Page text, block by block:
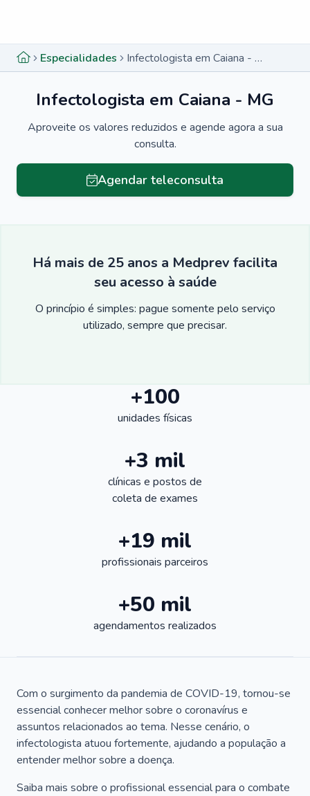
Especialidades Infectologista em Caiana - MG
Infectologista em Caiana - MG
Aproveite os valores reduzidos e agende agora a sua
consulta.
Agendar teleconsulta
Há mais de 25 anos a Medprev facilita
seu acesso à saúde
O princípio é simples: pague somente pelo serviço
utilizado, sempre que precisar.
+100
unidades físicas
+3 mil
clínicas e postos de
coleta de exames
+19 mil
profissionais parceiros
+50 mil
agendamentos realizados
Com o surgimento da pandemia de COVID-19, tornou-se
essencial conhecer melhor sobre o coronavírus e
assuntos relacionados ao tema. Nesse cenário, o
infectologista atuou fortemente, ajudando a população a
entender melhor sobre a doença.
Saiba mais sobre o profissional essencial para o combate